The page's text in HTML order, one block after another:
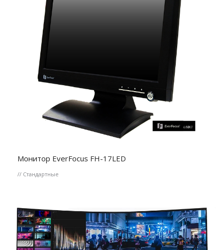
Монитор EverFocus FH-17LED
// Стандартные